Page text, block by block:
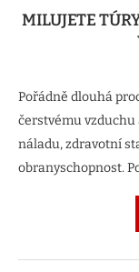
MILUJETE
Pořádně dlouhá
čerstvému vzduchu
náladu, zdravotní
obranyschopnost.